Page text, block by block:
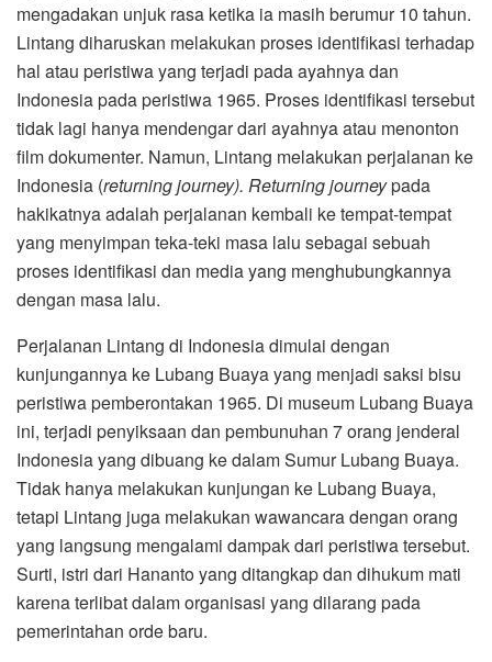
mengadakan unjuk rasa ketika ia masih berumur 10 tahun.
Lintang diharuskan melakukan proses identifikasi terhadap
hal atau peristiwa yang terjadi pada ayahnya dan
Indonesia pada peristiwa 1965. Proses identifikasi tersebut
tidak lagi hanya mendengar dari ayahnya atau menonton
film dokumenter. Namun, Lintang melakukan perjalanan ke
Indonesia (returning journey). Returning journeypada
hakikatnya adalah perjalanan kembali ke tempat-tempat
yang menyimpan teka-teki masa lalu sebagai sebuah
proses identifikasi dan media yang menghubungkannya
dengan masa lalu.
Perjalanan Lintang di Indonesia dimulai dengan
kunjungannya ke Lubang Buaya yang menjadi saksi bisu
peristiwa pemberontakan 1965. Di museum Lubang Buaya
ini, terjadi penyiksaan dan pembunuhan 7 orang jenderal
Indonesia yang dibuang ke dalam Sumur Lubang Buaya.
Tidak hanya melakukan kunjungan ke Lubang Buaya,
tetapi Lintang juga melakukan wawancara dengan orang
yang langsung mengalami dampak dari peristiwa tersebut.
Surti, istri dari Hananto yang ditangkap dan dihukum mati
karena terlibat dalam organisasi yang dilarang pada
pemerintahan orde baru.